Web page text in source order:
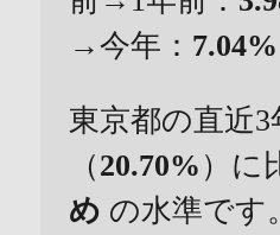
→今年： 7.04%
東京都の直近
（20.70% ）に
め の水準です。